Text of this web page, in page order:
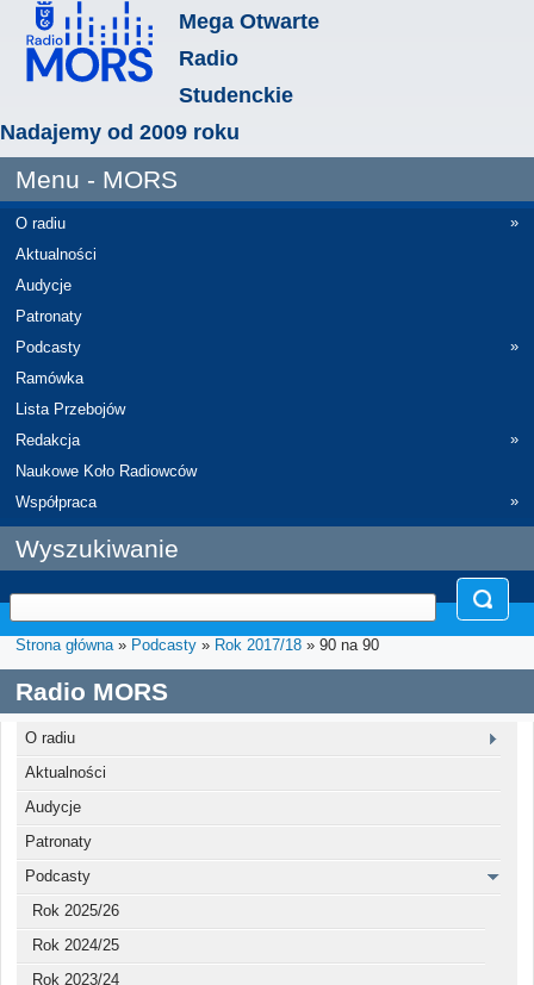
Mega Otwarte
Radio
Studenckie
Nadajemy od 2009 roku
Menu - MORS
O radiu
»
Aktualności
Audycje
Patronaty
Podcasty
»
Ramówka
Lista Przebojów
Redakcja
»
Naukowe Koło Radiowców
Współpraca
»
Wyszukiwanie
Strona główna» Podcasty » Rok 2017/18 » 90 na 90
Radio MORS
O radiu
Aktualności
Audycje
Patronaty
Podcasty
Rok 2025/26
Rok 2024/25
Rok 2023/24